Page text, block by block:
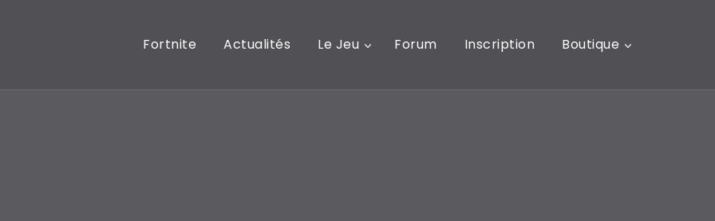
Fortnite Actualités Le Jeu Forum Inscription Boutique